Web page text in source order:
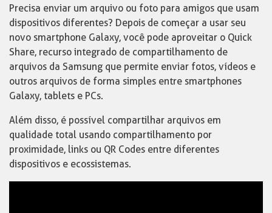
Precisa enviar um arquivo ou foto para amigos que usam
dispositivos diferentes? Depois de começar a usar seu
novo smartphone Galaxy, você pode aproveitar o Quick
Share, recurso integrado de compartilhamento de
arquivos da Samsung que permite enviar fotos, vídeos e
outros arquivos de forma simples entre smartphones
Galaxy, tablets e PCs.
Além disso, é possível compartilhar arquivos em
qualidade total usando compartilhamento por
proximidade, links ou QR Codes entre diferentes
dispositivos e ecossistemas.